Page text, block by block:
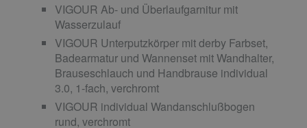
VIGOUR Ab- und Überlaufgarnitur mit
Wasserzulauf
VIGOUR Unterputzkörper mit derby Farbset,
Badearmatur und Wannenset mit Wandhalter,
Brauseschlauch und Handbrause individual
3.0, 1-fach, verchromt
VIGOUR individual Wandanschlußbogen
rund, verchromt